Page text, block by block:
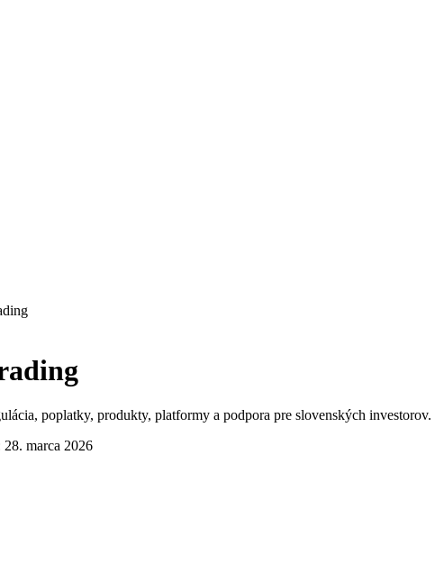
poplatky, produkty, platformy a podpora pre slovenských investorov.
marca 2026